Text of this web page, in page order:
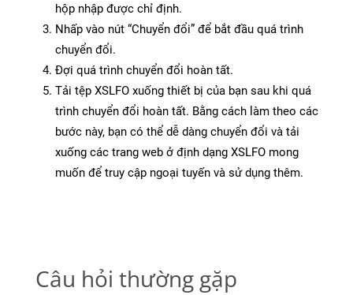
hộp nhập được chỉ định.
Nhấp vào nút “Chuyển đổi” để bắt đầu quá trình
chuyển đổi.
Đợi quá trình chuyển đổi hoàn tất.
Tải tệp XSLFO xuống thiết bị của bạn sau khi quá
trình chuyển đổi hoàn tất. Bằng cách làm theo các
bước này, bạn có thể dễ dàng chuyển đổi và tải
xuống các trang web ở định dạng XSLFO mong
muốn để truy cập ngoại tuyến và sử dụng thêm.
Câu hỏi thường gặp